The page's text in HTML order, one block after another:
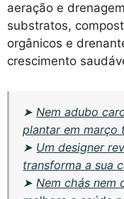
aeração e
substratos,
orgânicos e
crescimento
➤Nem adubo
plantar em março
➤ Um designer
transforma a sua
➤Nem chás nem